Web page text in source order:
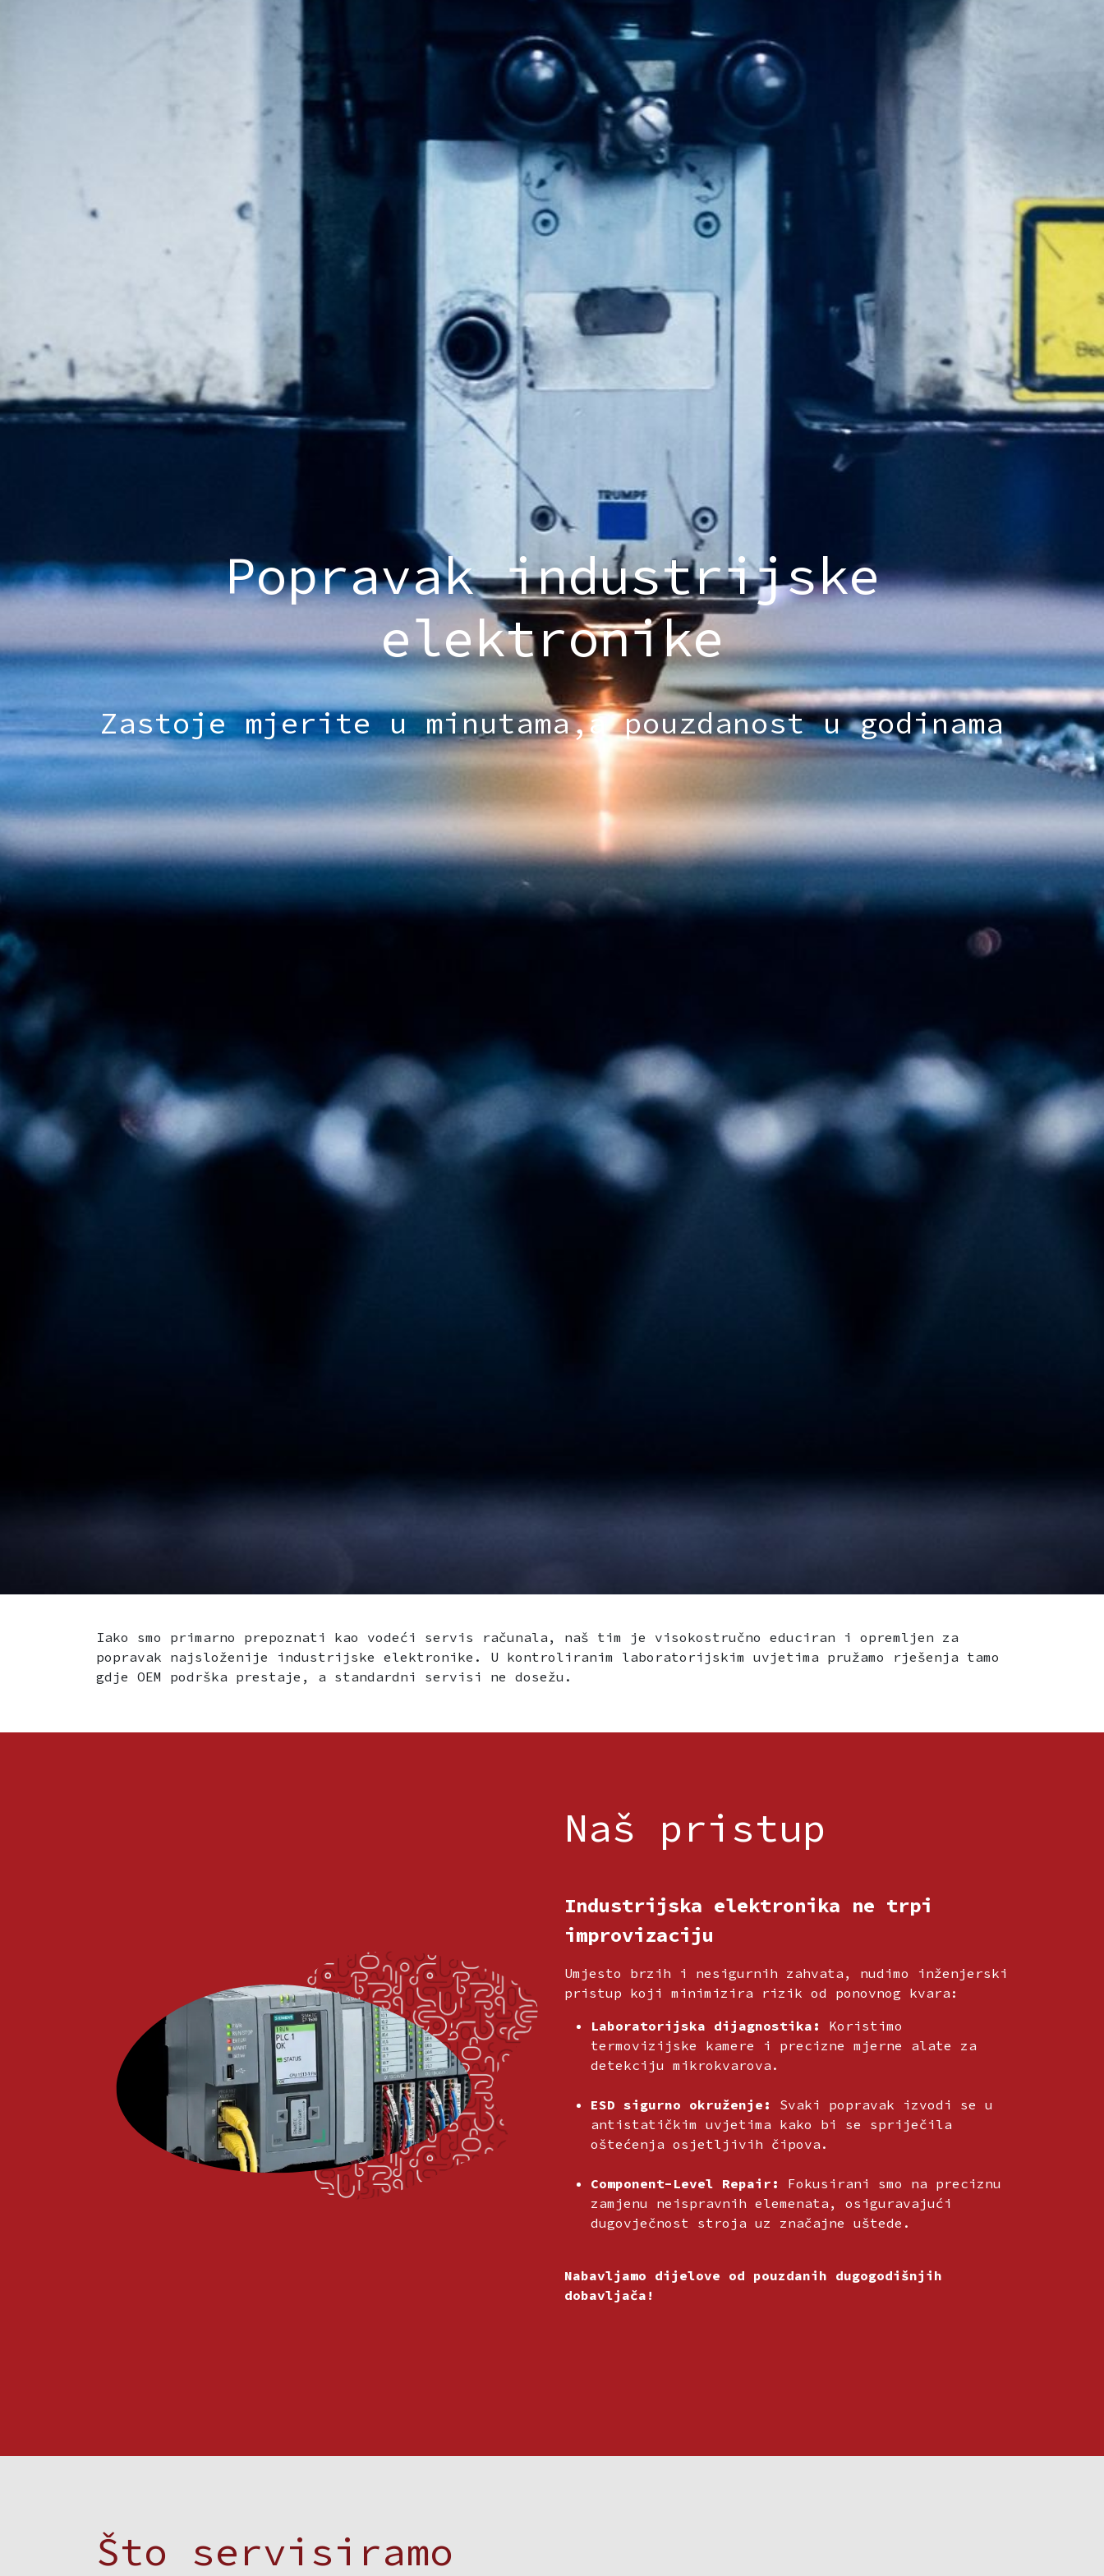
Popravak industrijske
elektronike
Zastoje mjerite u minutama,a pouzdanost u godinama
Iako smo primarno prepoznati kao vodeći servis računala, naš tim je visokostručno educiran i opremljen za
popravak najsloženije industrijske elektronike. U kontroliranim laboratorijskim uvjetima pružamo rješenja tamo
gdje OEM podrška prestaje, a standardni servisi ne dosežu.
Naš pristup
Industrijska elektronika ne trpi
improvizaciju
Umjesto brzih i nesigurnih zahvata, nudimo inženjerski
pristup koji minimizira rizik od ponovnog kvara:
Laboratorijska dijagnostika:
Koristimo
termovizijske kamere i precizne mjerne alate za
detekciju mikrokvarova.
ESD sigurno okruženje:
Svaki popravak izvodi se u
antistatičkim uvjetima kako bi se spriječila
oštećenja osjetljivih čipova.
Component-Level Repair:
Fokusirani smo na preciznu
zamjenu neispravnih elemenata, osiguravajući
dugovječnost stroja uz značajne uštede.
Nabavljamo dijelove od pouzdanih dugogodišnjih
dobavljača!
Što servisiramo